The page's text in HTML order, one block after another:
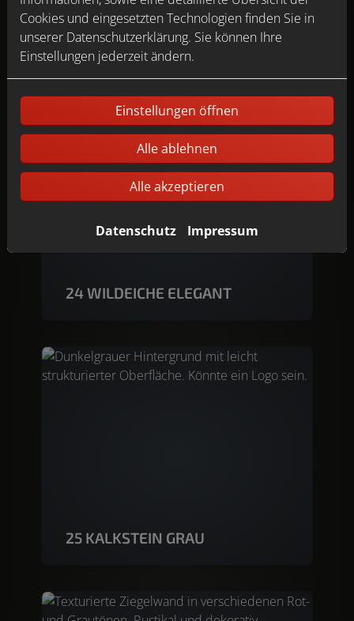
23 SCHWARZWALDEICHE HELL
24 WILDEICHE ELEGANT
25 KALKSTEIN GRAU
Cookies und eingesetzten Technologien finden Sie in
unserer Datenschutzerklärung. Sie können Ihre
Einstellungen jederzeit ändern.
Einstellungen öffnen
Alle ablehnen
Alle akzeptieren
Datenschutz Impressum